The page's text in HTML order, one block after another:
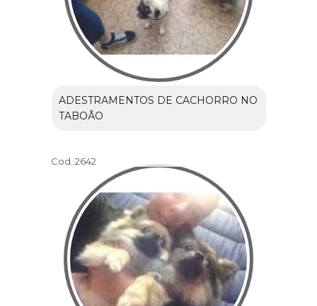
ADESTRAMENTOS DE CACHORRO NO
TABOÃO
Cod.:2642